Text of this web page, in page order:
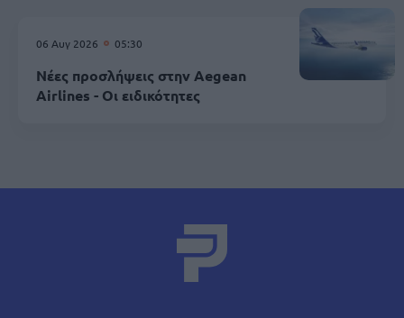
06 Αυγ 2026 05:30
Νέες προσλήψεις στην Aegean
Airlines - Οι ειδικότητες